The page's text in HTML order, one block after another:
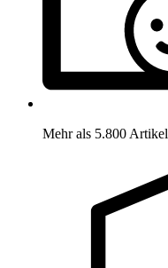
Mehr als 5.800 Artikel